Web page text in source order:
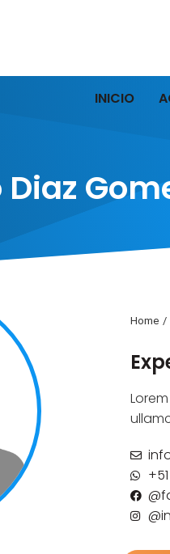
INICIO
You
Home